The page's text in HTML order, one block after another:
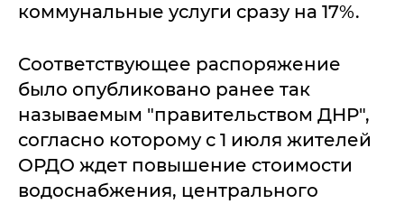
коммунальные услуги сразу на 17%.
Соответствующее распоряжение
было опубликовано ранее так
называемым "правительством ДНР",
согласно которому с 1 июля жителей
ОРДО ждет повышение стоимости
водоснабжения, центрального